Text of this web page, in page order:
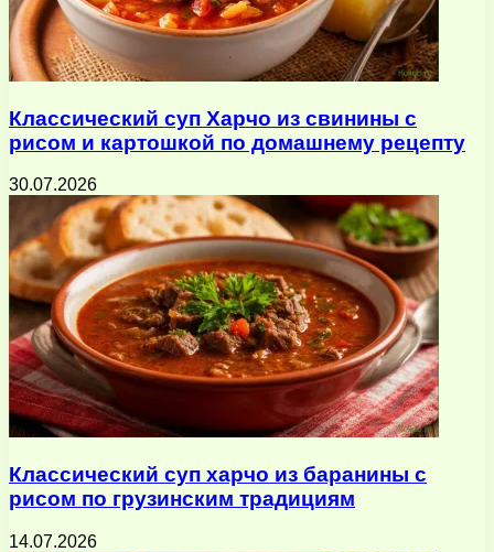
Классический суп Харчо из свинины с
рисом и картошкой по домашнему рецепту
30.07.2026
Классический суп харчо из баранины с
рисом по грузинским традициям
14.07.2026